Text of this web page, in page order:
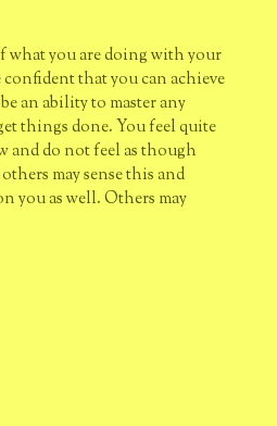
what you are doing with your
that you can achieve
an ability to master any
things done. You feel quite
and do not feel as though
may sense this and
you as well. Others may